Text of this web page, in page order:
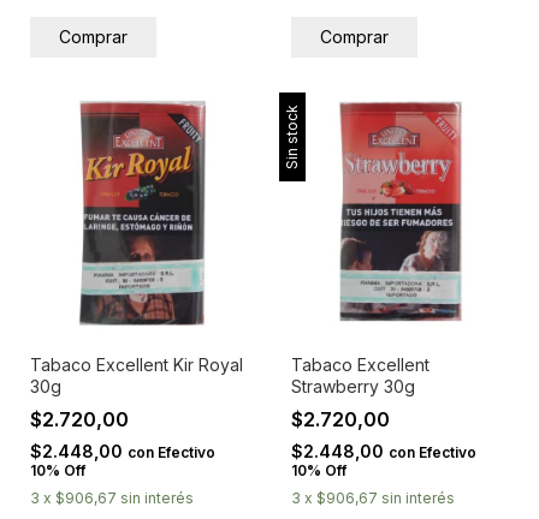
Tabaco Excellent Kir Royal
30g
$2.720,00
$2.448,00 con Efectivo
10% Off
3 x $906,67 sin interés
Sin stock
Tabaco Excellent
Strawberry 30g
$2.720,00
$2.448,00 con Efectivo
10% Off
3 x $906,67 sin interés